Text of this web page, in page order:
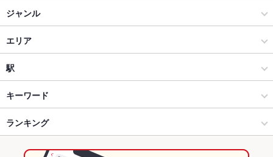
ジャンル
イタリアン・フレンチ
イタリアン
長浜市・彦根市 × イタリアン・フレンチ
長浜市・彦根市 × イタリアン
河瀬駅 × イタリアン・フレンチ
エリア
彦根
彦根 × イタリアン・フレンチ
彦根 × イタリアン
駅
河瀬駅
キーワード
エビ料理
ランキング
滋賀のグルメランキング